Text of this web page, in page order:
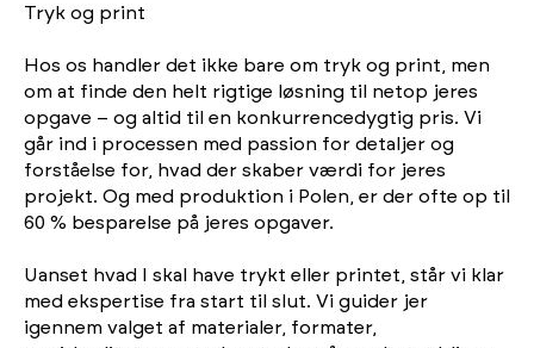
Tryk og print
Hos os handler det ikke bare om tryk og print, men
om at finde den helt rigtige løsning til netop jeres
opgave – og altid til en konkurrencedygtig pris. Vi
går ind i processen med passion for detaljer og
forståelse for, hvad der skaber værdi for jeres
projekt. Og med produktion i Polen, er der ofte op til
60 % besparelse på jeres opgaver.
Uanset hvad I skal have trykt eller printet, står vi klar
med ekspertise fra start til slut. Vi guider jer
igennem valget af materialer, formater,